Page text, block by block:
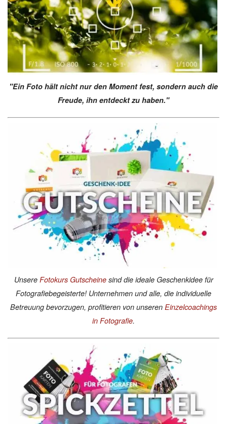
"Ein Foto hält nicht nur den Moment fest, sondern auch die
Freude, ihn entdeckt zu haben."
Unsere Fotokurs Gutscheinesind die ideale Geschenkidee für
Fotografiebegeisterte! Unternehmen und alle, die individuelle
Betreuung bevorzugen, profitieren von unseren Einzelcoachings
in Fotografie.